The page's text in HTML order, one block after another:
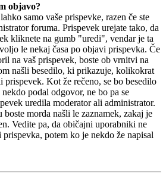
objavo?
samo vaše prispevke, razen če ste
foruma. Prispevek urejate tako, da
kliknete na gumb "uredi", vendar je ta
le nekaj časa po objavi prispevka. Če
na vaš prispevek, boste ob vrnitvi na
našli besedilo, ki prikazuje, kolikokrat
prispevek. Kot že rečeno, se bo besedilo
podal odgovor, ne bo pa se
uredila moderator ali administrator.
morda našli le zaznamek, zakaj je
Vedite pa, da običajni uporabniki ne
potem ko je nekdo že napisal